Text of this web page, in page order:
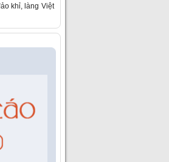
khỉ, làng Việt